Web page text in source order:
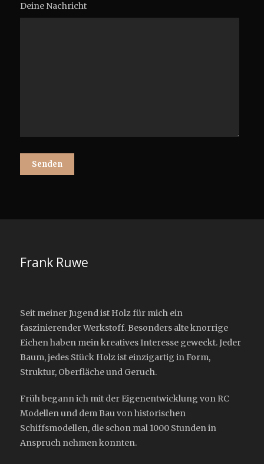
Deine Nachricht
Frank Ruwe
Seit meiner Jugend ist Holz für mich ein
faszinierender Werkstoff. Besonders alte knorrige
Eichen haben mein kreatives Interesse geweckt. Jeder
Baum, jedes Stück Holz ist einzigartig in Form,
Struktur, Oberfläche und Geruch.
Früh begann ich mit der Eigenentwicklung von RC
Modellen und dem Bau von historischen
Schiffsmodellen, die schon mal 1000 Stunden in
Anspruch nehmen konnten.